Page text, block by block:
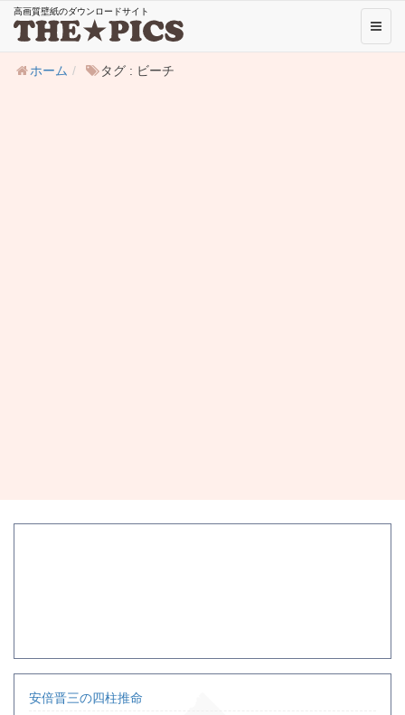
高画質壁紙のダウンロードサイト
ホーム
タグ : ビーチ
安倍晋三の四柱推命